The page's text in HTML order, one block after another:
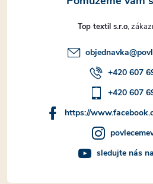
Top textil s.r.o
objednavka@
+420 607
+420 607
https://
sledujte nás